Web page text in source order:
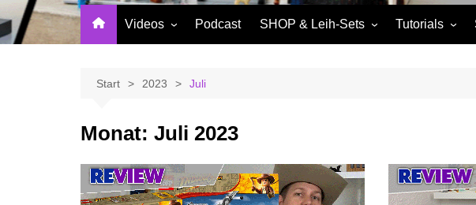
Videos
Reviews
Tutorials
NerdStuff
Podcast SHOP & Leih-Sets Tutorials
Start 2023 Juli
Monat: Juli 2023